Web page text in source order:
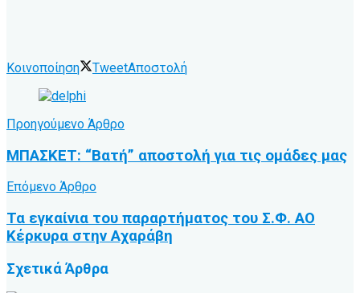
Κοινοποίηση TweetΑποστολή
Προηγούμενο Άρθρο
ΜΠΑΣΚΕΤ: “Βατή” αποστολή για τις ομάδες μας
Επόμενο Άρθρο
Τα εγκαίνια του παραρτήματος του Σ.Φ. ΑΟ
Κέρκυρα στην Αχαράβη
ΣχετικάΆρθρα